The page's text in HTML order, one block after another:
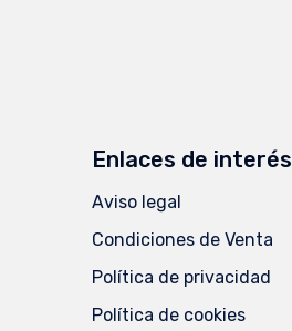
Enlaces de interés
Aviso legal
Condiciones de Venta
Política de privacidad
Política de cookies